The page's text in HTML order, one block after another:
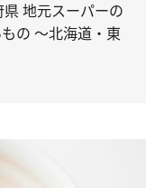
地元スーパーの
の ～北海道・東